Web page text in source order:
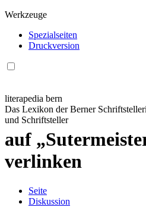
Werkzeuge
Spezialseiten
Druckversion
literapedia bern
Das Lexikon der Berner
und Schriftsteller
auf
verlinken
Seite
Diskussion